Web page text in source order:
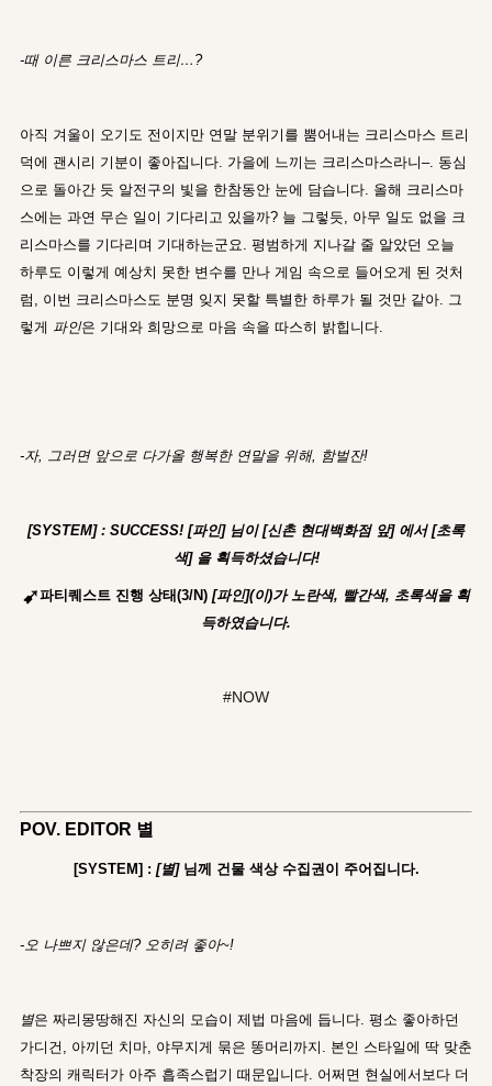
-때 이른 크리스마스 트리…?
아직 겨울이 오기도 전이지만 연말 분위기를 뿜어내는 크리스마스 트리
덕에 괜시리 기분이 좋아집니다. 가을에 느끼는 크리스마스라니–. 동심
으로 돌아간 듯 알전구의 빛을 한참동안 눈에 담습니다. 올해 크리스마
스에는 과연 무슨 일이 기다리고 있을까? 늘 그렇듯, 아무 일도 없을 크
리스마스를 기다리며 기대하는군요. 평범하게 지나갈 줄 알았던 오늘
하루도 이렇게 예상치 못한 변수를 만나 게임 속으로 들어오게 된 것처
럼, 이번 크리스마스도 분명 잊지 못할 특별한 하루가 될 것만 같아. 그
렇게 파인은 기대와 희망으로 마음 속을 따스히 밝힙니다.
-자, 그러면 앞으로 다가올 행복한 연말을 위해, 함벌잔!
[SYSTEM] : SUCCESS! [파인] 님이 [신촌 현대백화점 앞] 에서 [초록
색] 을 획득하셨습니다!
➹파티퀘스트 진행 상태(3/N) [파인](이)가 노란색, 빨간색, 초록색을 획
득하였습니다.
#NOW
POV. EDITOR 별
[SYSTEM] : [별]님께 건물 색상 수집권이 주어집니다.
-오 나쁘지 않은데? 오히려 좋아~!
별은 짜리몽땅해진 자신의 모습이 제법 마음에 듭니다. 평소 좋아하던
가디건, 아끼던 치마, 야무지게 묶은 똥머리까지. 본인 스타일에 딱 맞춘
착장의 캐릭터가 아주 흡족스럽기 때문입니다. 어쩌면 현실에서보다 더